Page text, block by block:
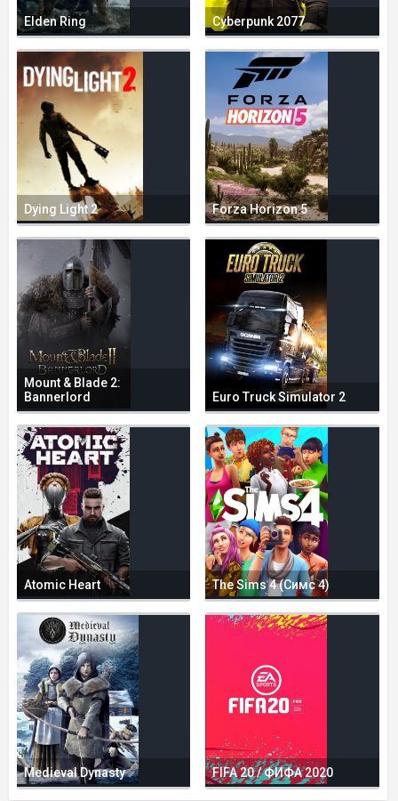
Elden Ring Cyberpunk 2077
Dying Light 2 Forza Horizon 5
Mount & Blade 2:
Bannerlord
Euro Truck Simulator 2
Atomic Heart The Sims 4 (Симс 4)
Medieval Dynasty FIFA 20 / ФИФА 2020